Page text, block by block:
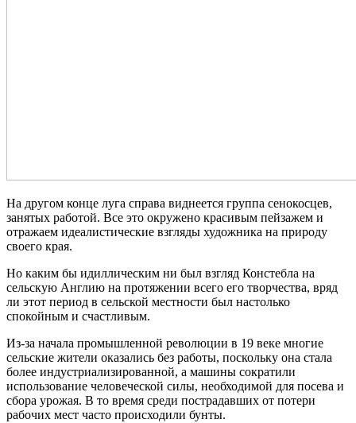
На другом конце луга справа виднеется группа сенокосцев,
занятых работой. Все это окружено красивым пейзажем и
отражаем идеалистические взгляды художника на природу
своего края.
Но каким бы идиллическим ни был взгляд Констебла на
сельскую Англию на протяжении всего его творчества, вряд
ли этот период в сельской местности был настолько
спокойным и счастливым.
Из-за начала промышленной революции в 19 веке многие
сельские жители оказались без работы, поскольку она стала
более индустриализированной, а машины сократили
использование человеческой силы, необходимой для посева и
сбора урожая. В то время среди пострадавших от потери
рабочих мест часто происходили бунты.